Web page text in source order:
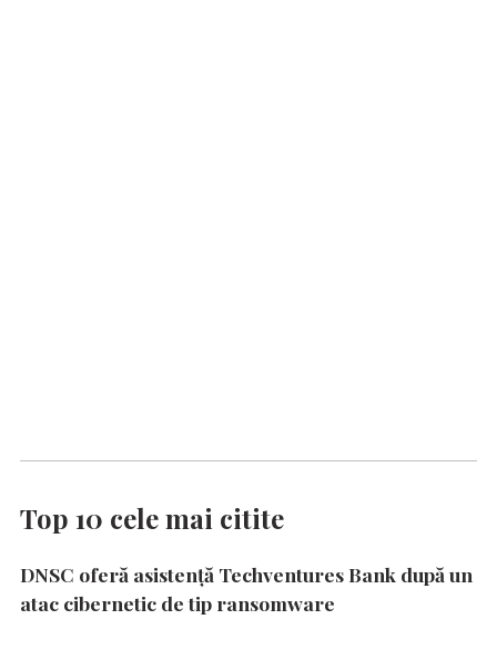
Top 10 cele mai citite
DNSC oferă asistență Techventures Bank după un
atac cibernetic de tip ransomware